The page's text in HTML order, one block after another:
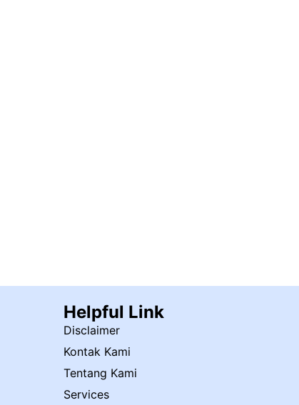
Helpful Link
Disclaimer
Kontak Kami
Tentang Kami
Services